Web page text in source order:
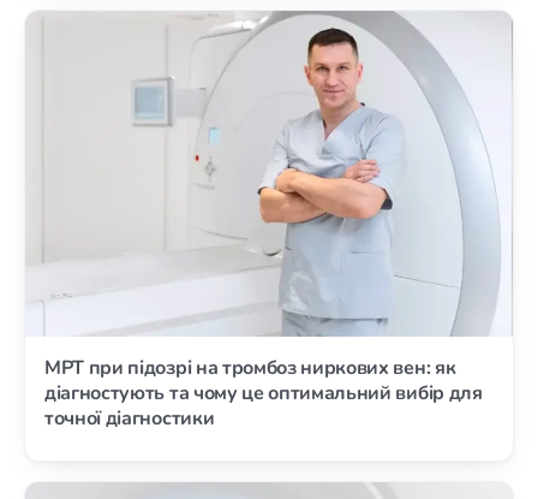
МРТ при підозрі на тромбоз ниркових вен: як
діагностують та чому це оптимальний вибір для
точної діагностики